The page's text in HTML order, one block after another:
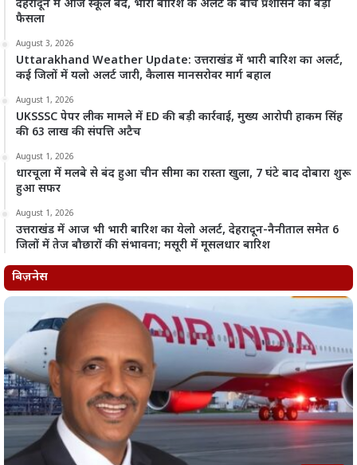
देहरादून में आज स्कूल बंद, भारी बारिश के अलर्ट के बीच प्रशासन का बड़ा
फैसला
August 3, 2026
Uttarakhand Weather Update: उत्तराखंड में भारी बारिश का अलर्ट,
कई जिलों में यलो अलर्ट जारी, कैलास मानसरोवर मार्ग बहाल
August 1, 2026
UKSSSC पेपर लीक मामले में ED की बड़ी कार्रवाई, मुख्य आरोपी हाकम सिंह
की 63 लाख की संपत्ति अटैच
August 1, 2026
धारचूला में मलबे से बंद हुआ चीन सीमा का रास्ता खुला, 7 घंटे बाद दोबारा शुरू
हुआ सफर
August 1, 2026
उत्तराखंड में आज भी भारी बारिश का येलो अलर्ट, देहरादून-नैनीताल समेत 6
जिलों में तेज बौछारों की संभावना; मसूरी में मूसलधार बारिश
बिज़नेस